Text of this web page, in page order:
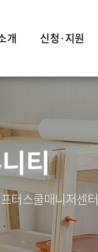
개 신청·지원
티
터스쿨매니저센터